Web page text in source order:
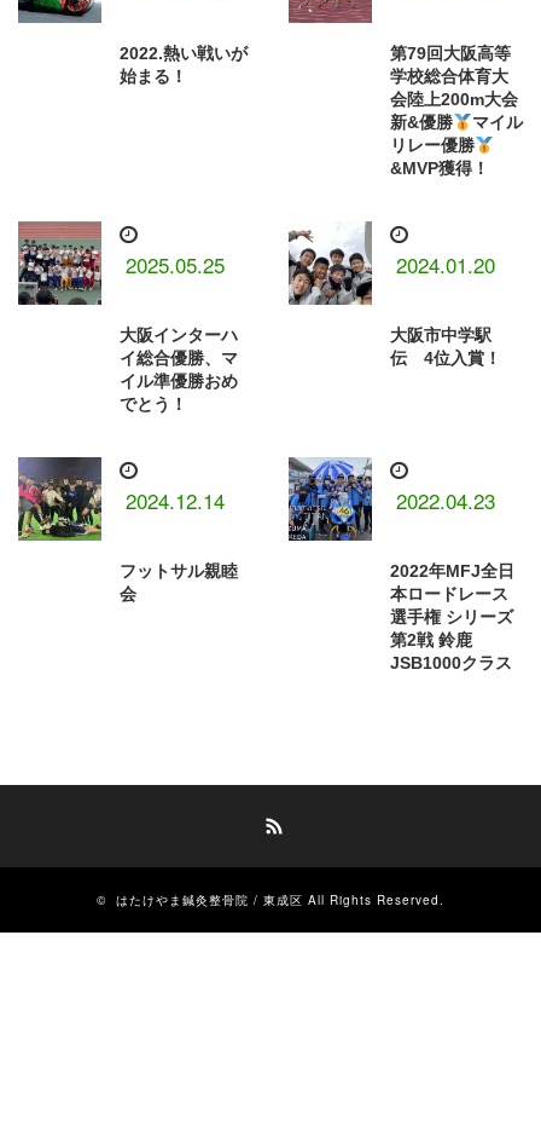
2022.熱い戦いが
始まる！
第79回大阪高等
学校総合体育大
会陸上200m大会
新&優勝
マイル
リレー優勝
&MVP獲得！
2025.05.25
大阪インターハ
イ総合優勝、マ
イル準優勝おめ
でとう！
2024.01.20
大阪市中学駅
伝 4位入賞！
2024.12.14
フットサル親睦
会
2022.04.23
2022年MFJ全日
本ロードレース
選手権 シリーズ
第2戦 鈴鹿
JSB1000クラス
© はたけやま鍼灸整骨院 / 東成区 All Rights Reserved.